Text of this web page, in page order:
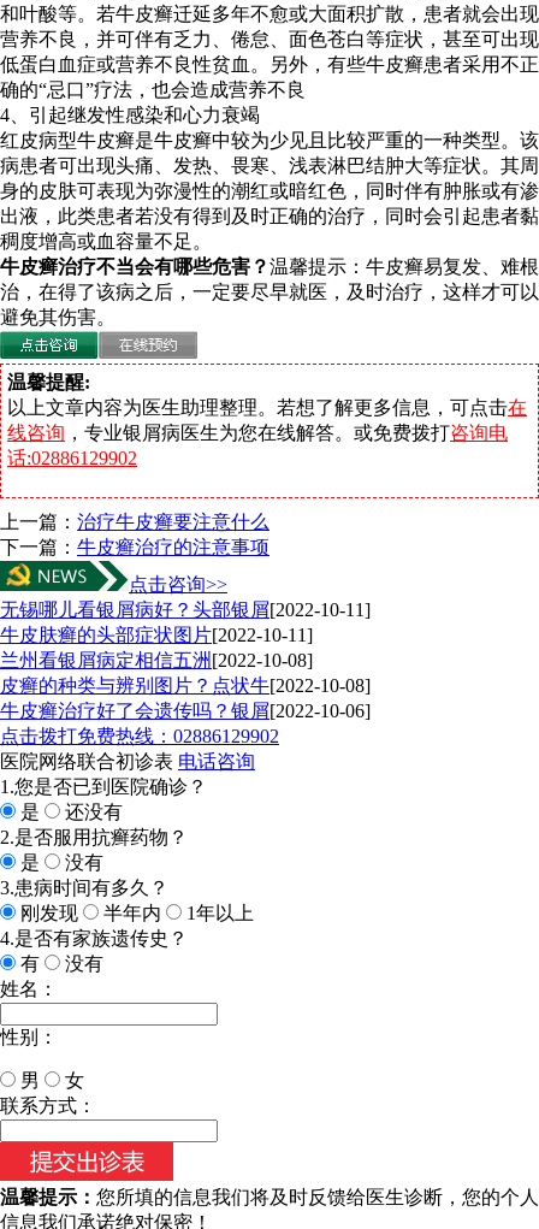
和叶酸等。若牛皮癣迁延多年不愈或大面积扩散，患者就会出现
营养不良，并可伴有乏力、倦怠、面色苍白等症状，甚至可出现
低蛋白血症或营养不良性贫血。另外，有些牛皮癣患者采用不正
确的“忌口”疗法，也会造成营养不良
4、引起继发性感染和心力衰竭
红皮病型牛皮癣是牛皮癣中较为少见且比较严重的一种类型。该
病患者可出现头痛、发热、畏寒、浅表淋巴结肿大等症状。其周
身的皮肤可表现为弥漫性的潮红或暗红色，同时伴有肿胀或有渗
出液，此类患者若没有得到及时正确的治疗，同时会引起患者黏
稠度增高或血容量不足。
牛皮癣治疗不当会有哪些危害？温馨提示：牛皮癣易复发、难根
治，在得了该病之后，一定要尽早就医，及时治疗，这样才可以
避免其伤害。
温馨提醒:
以上文章内容为医生助理整理。若想了解更多信息，可点击在
线咨询 ，专业银屑病医生为您在线解答。或免费拨打咨询电
话:02886129902
上一篇： 治疗牛皮癣要注意什么
下一篇： 牛皮癣治疗的注意事项
点击咨询>>
无锡哪儿看银屑病好？头部银屑[2022-10-11]
牛皮肤癣的头部症状图片[2022-10-11]
兰州看银屑病定相信五洲 [2022-10-08]
皮癣的种类与辨别图片？点状牛[2022-10-08]
牛皮癣治疗好了会遗传吗？银屑[2022-10-06]
点击拨打免费热线：02886129902
医院网络联合初诊表 电话咨询
1.您是否已到医院确诊？
是
还没有
2.是否服用抗癣药物？
是
没有
3.患病时间有多久？
刚发现
半年内
1年以上
4.是否有家族遗传史？
有
没有
姓名：
性别：
男
女
今天日期：
联系方式：
温馨提示： 您所填的信息我们将及时反馈给医生诊断，您的个人
信息我们承诺绝对保密！